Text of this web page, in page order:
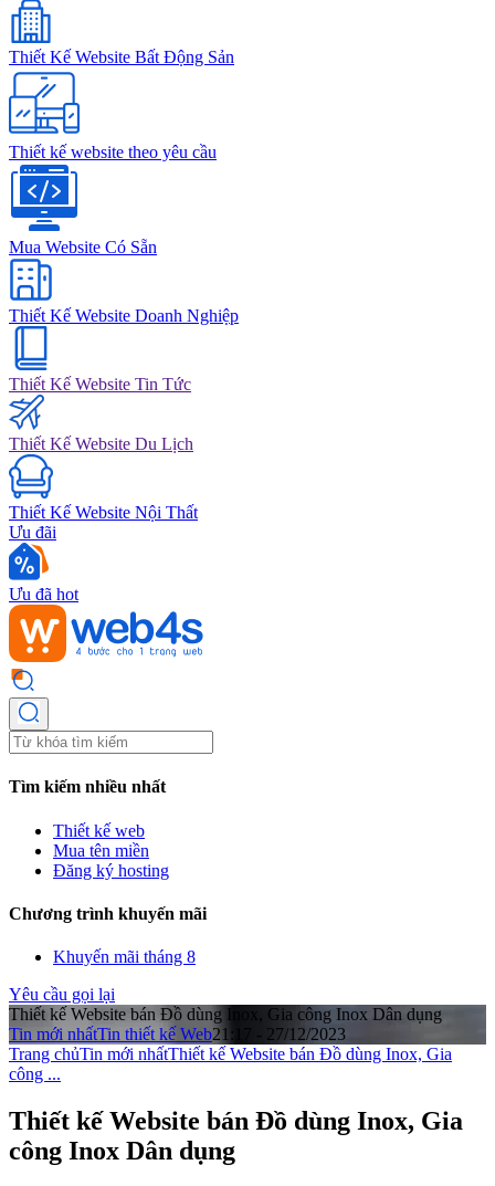
Thiết Kế Website Bất Động Sản
Thiết kế website theo yêu cầu
Mua Website Có Sẵn
Thiết Kế Website Doanh Nghiệp
Thiết Kế Website Tin Tức
Thiết Kế Website Du Lịch
Thiết Kế Website Nội Thất
Ưu đãi
Ưu đã hot
Tìm kiếm nhiều nhất
Thiết kế web
Mua tên miền
Đăng ký hosting
Chương trình khuyến mãi
Khuyến mãi tháng 8
Yêu cầu gọi lại
Thiết kế Website bán Đồ dùng Inox, Gia công Inox Dân dụng
Tin mới nhấtTin thiết kế Web21:17 - 27/12/2023
Trang chủTin mới nhấtThiết kế Website bán Đồ dùng Inox, Gia
công ...
Thiết kế Website bán Đồ dùng Inox, Gia
công Inox Dân dụng